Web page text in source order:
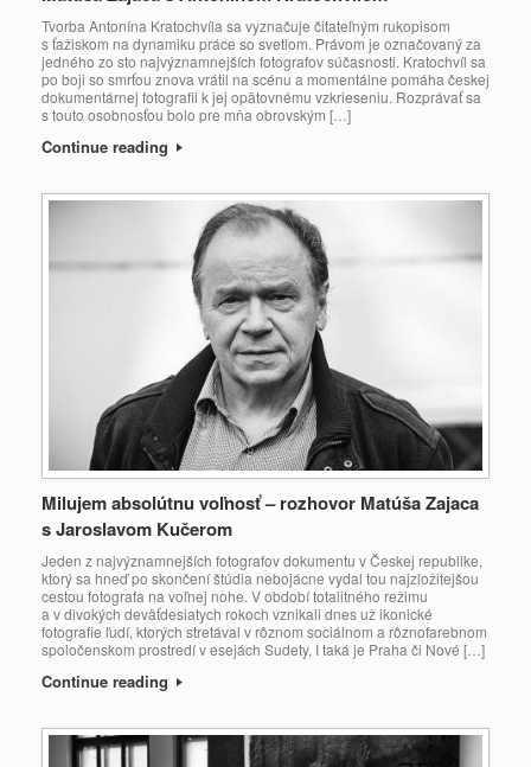
Tvorba Antonína Kratochvíla sa vyznačuje čitateľným rukopisom
s ťažiskom na dynamiku práce so svetlom. Právom je označovaný za
jedného zo sto najvýznamnejších fotografov súčasnosti. Kratochvíl sa
po boji so smrťou znova vrátil na scénu a momentálne pomáha českej
dokumentárnej fotografii k jej opätovnému vzkrieseniu. Rozprávať sa
s touto osobnosťou bolo pre mňa obrovským […]
Continue reading
Milujem absolútnu voľnosť – rozhovor Matúša Zajaca
s Jaroslavom Kučerom
Jeden z najvýznamnejších fotografov dokumentu v Českej republike,
ktorý sa hneď po skončení štúdia nebojácne vydal tou najzložitejšou
cestou fotografa na voľnej nohe. V období totalitného režimu
a v divokých deväťdesiatych rokoch vznikali dnes už ikonické
fotografie ľudí, ktorých stretával v rôznom sociálnom a rôznofarebnom
spoločenskom prostredí v esejách Sudety, I taká je Praha či Nové […]
Continue reading